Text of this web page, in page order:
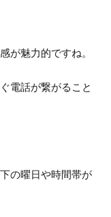
が魅力的ですね。
電話が繋がること
の曜日や時間帯が